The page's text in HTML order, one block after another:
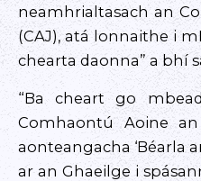
neamhrialtasach an
(CAJ), atá lonnaithe i
chearta daonna” a bhí
“Ba cheart go
Comhaontú Aoine
aonteangacha ‘Béarla
ar an Ghaeilge i